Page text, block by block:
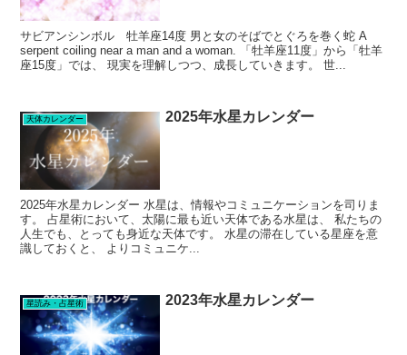
サビアンシンボル 牡羊座14度 男と女のそばでとぐろを巻く蛇 A
serpent coiling near a man and a woman. 「牡羊座11度」から「牡羊
座15度」では、 現実を理解しつつ、成長していきます。 世...
天体カレンダー 2025年水星カレンダー
2025年水星カレンダー 水星は、情報やコミュニケーションを司りま
す。 占星術において、太陽に最も近い天体である水星は、 私たちの
人生でも、とっても身近な天体です。 水星の滞在している星座を意
識しておくと、 よりコミュニケ...
星読み・占星術 2023年水星カレンダー